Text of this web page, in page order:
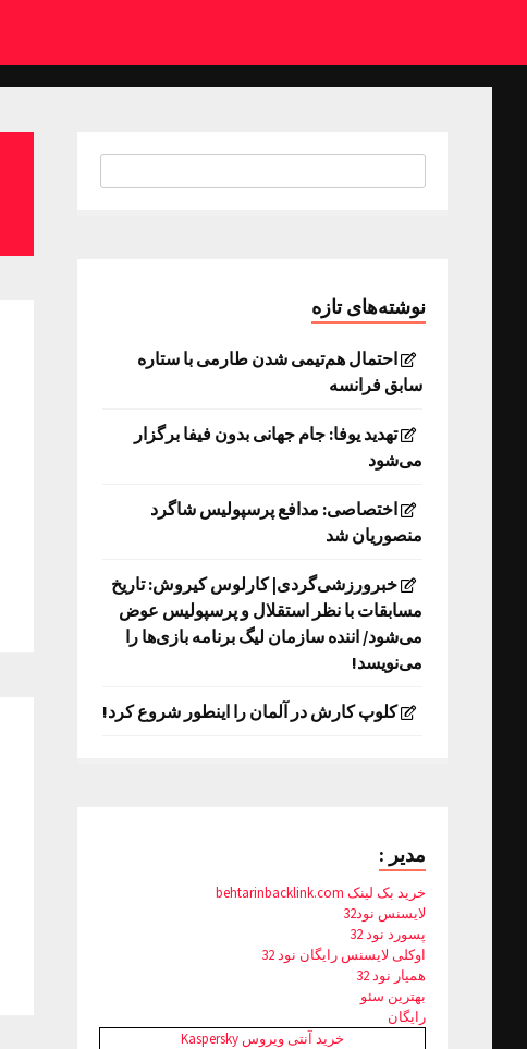
نوشته‌های تازه
احتمال هم‌تیمی شدن طارمی با ستاره
سابق فرانسه
تهدید یوفا: جام جهانی بدون فیفا برگزار
می‌شود
اختصاصی: مدافع پرسپولیس شاگرد
منصوریان شد
خبرورزشی‌گردی| کارلوس کیروش: تاریخ
مسابقات با نظر استقلال و پرسپولیس عوض
می‌شود/ اننده سازمان لیگ برنامه بازی‌ها را
می‌نویسد!
کلوپ کارش در آلمان را اینطور شروع کرد!
مدیر :
خرید بک لینک behtarinbacklink.com
لایسنس نود32
پسورد نود 32
اوکلی لایسنس رایگان نود 32
همیار نود 32
بهترین سئو
رایگان
خرید آنتی ویروس Kaspersky